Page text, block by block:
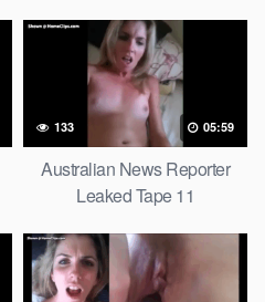
133 05:59
Australian News Reporter
Leaked Tape 11